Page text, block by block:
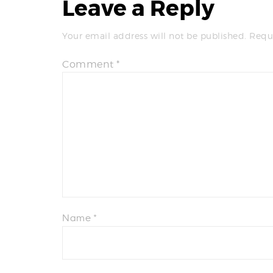
Leave a Reply
Your email address will not be published.
Comment *
Name *